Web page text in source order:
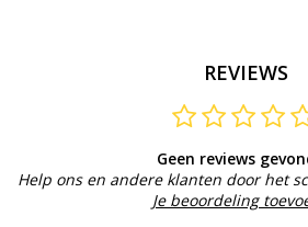
REVIEWS
Geen reviews
Help ons en andere klanten door het
Je beoordeling